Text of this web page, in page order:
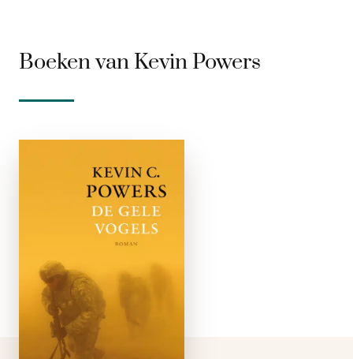
Boeken van Kevin Powers
De Gele vogels
e-boek
Elke oorlog heeft zijn
eigen, definitieve
romans. De Eerste
Wereldoorlog heeft
Im Westen nichts
Neues en A Farewell
to Arms. De Tweede
Wereldoorlog heeft